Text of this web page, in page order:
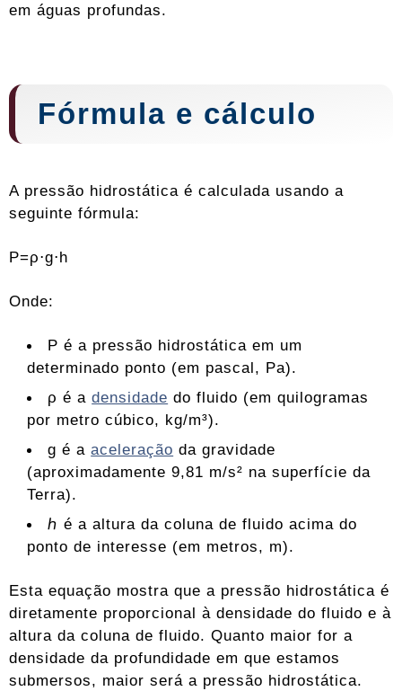
em águas profundas.
Fórmula e cálculo
A pressão hidrostática é calculada usando a
seguinte fórmula:
P=ρ⋅g⋅h
Onde:
P é a pressão hidrostática em um
determinado ponto (em pascal, Pa).
ρ é adensidade do fluido (em quilogramas
por metro cúbico, kg/m³).
g é aaceleração da gravidade
(aproximadamente 9,81 m/s² na superfície da
Terra).
ℎ é a altura da coluna de fluido acima do
ponto de interesse (em metros, m).
Esta equação mostra que a pressão hidrostática é
diretamente proporcional à densidade do fluido e à
altura da coluna de fluido. Quanto maior for a
densidade da profundidade em que estamos
submersos, maior será a pressão hidrostática.